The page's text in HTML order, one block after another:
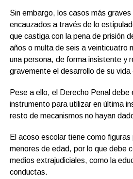
Sin embargo, los casos más
encauzados a través de lo
que castiga con la pena de prisión
años o multa de seis a veinticuatro
una persona, de forma insistente y
gravemente el desarrollo de su vida
Pese a ello, el Derecho Penal debe
instrumento para utilizar en última
resto de mecanismos no hayan
El acoso escolar tiene como
menores de edad, por lo que debe
medios extrajudiciales, como la
conductas.